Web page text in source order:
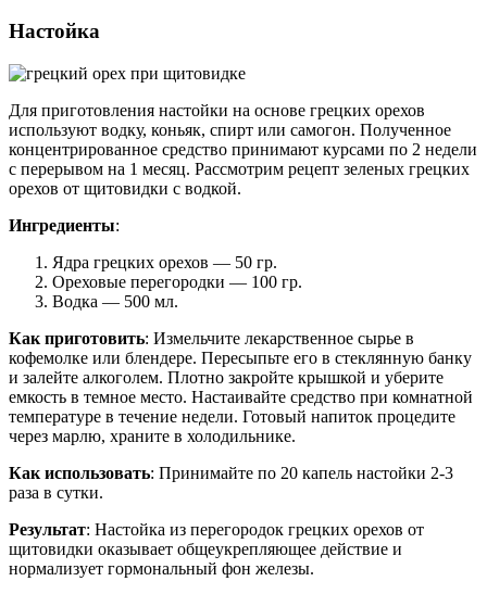
Настойка
Для приготовления настойки на основе грецких орехов
используют водку, коньяк, спирт или самогон. Полученное
концентрированное средство принимают курсами по 2 недели
с перерывом на 1 месяц. Рассмотрим рецепт зеленых грецких
орехов от щитовидки с водкой.
Ингредиенты:
Ядра грецких орехов — 50 гр.
Ореховые перегородки — 100 гр.
Водка — 500 мл.
Как приготовить: Измельчите лекарственное сырье в
кофемолке или блендере. Пересыпьте его в стеклянную банку
и залейте алкоголем. Плотно закройте крышкой и уберите
емкость в темное место. Настаивайте средство при комнатной
температуре в течение недели. Готовый напиток процедите
через марлю, храните в холодильнике.
Как использовать: Принимайте по 20 капель настойки 2-3
раза в сутки.
Результат: Настойка из перегородок грецких орехов от
щитовидки оказывает общеукрепляющее действие и
нормализует гормональный фон железы.